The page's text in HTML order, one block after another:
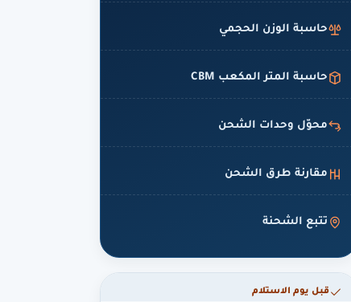
حاسبة الوزن الحجمي
حاسبة المتر المكعب CBM
محوّل وحدات الشحن
مقارنة طرق الشحن
تتبع الشحنة
قبل يوم الاستلام